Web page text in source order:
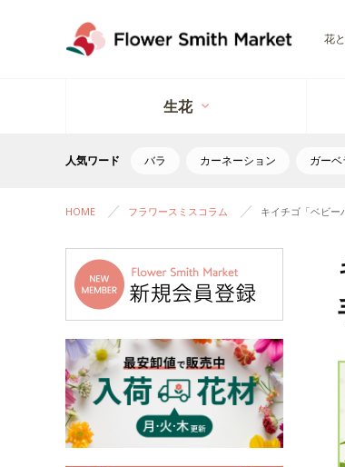
花
生花
人気ワード バラ カーネーション ガーベ
HOME フラワースミスコラム キイチゴ「ベビー